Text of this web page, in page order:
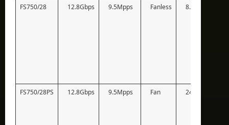
FS750/28 12.8Gbps 9.5Mpps Fanless 8.7W
FS750/28PS 12.8Gbps 9.5Mpps Fan 241W